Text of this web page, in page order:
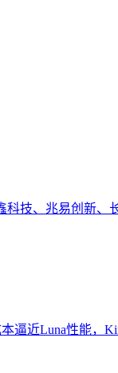
技、兆易创新
逼近Luna性能